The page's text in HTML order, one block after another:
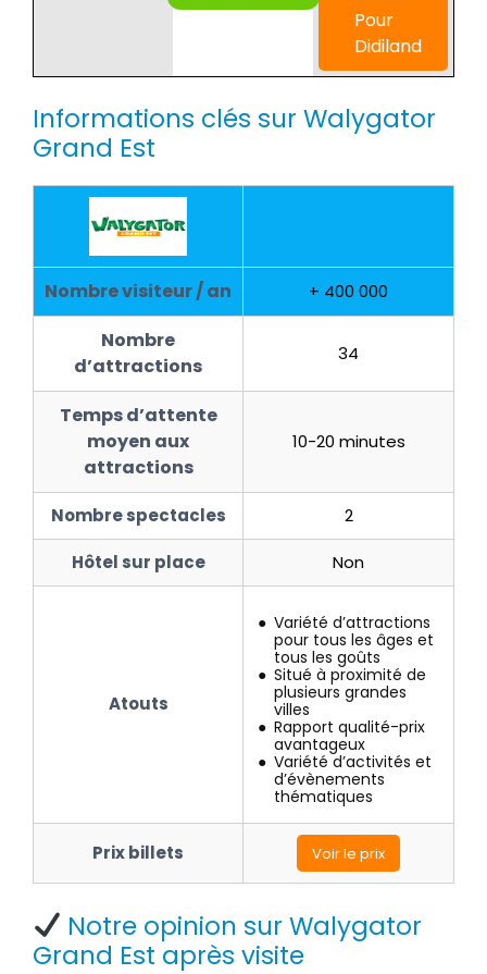
Pour
Didiland
Informations clés sur Walygator
Grand Est
Nombre visiteur / an + 400 000
Nombre
d’attractions
34
Temps d’attente
moyen aux
attractions
10-20 minutes
Nombre spectacles 2
Hôtel sur place Non
Atouts
Variété d’attractions
pour tous les âges et
tous les goûts
Situé à proximité de
plusieurs grandes
villes
Rapport qualité-prix
avantageux
Variété d’activités et
d’évènements
thématiques
Prix billets Voir le prix
Notre opinion sur Walygator
Grand Est après visite